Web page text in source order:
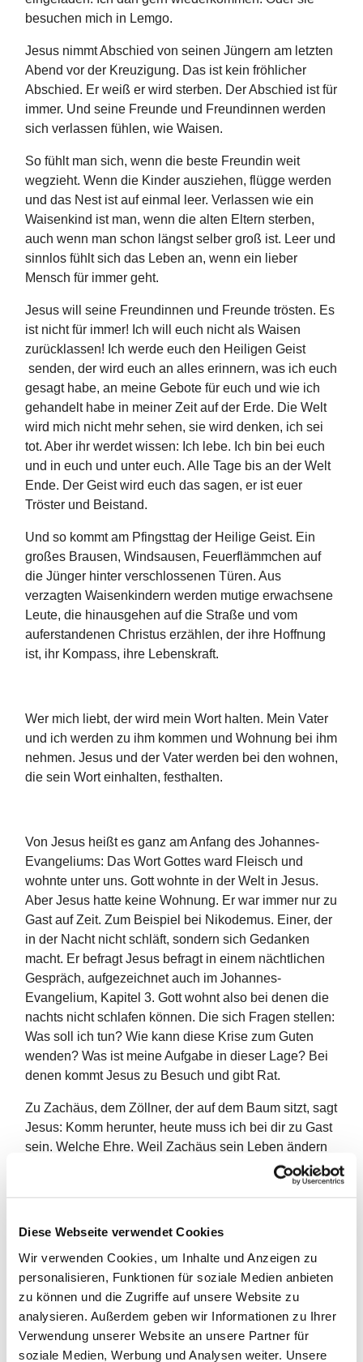
Diese Webseite verwendet Cookies
Wir verwenden Cookies, um Inhalte und Anzeigen zu
personalisieren, Funktionen für soziale Medien anbieten
zu können und die Zugriffe auf unsere Website zu
analysieren. Außerdem geben wir Informationen zu Ihrer
Verwendung unserer Website an unsere Partner für
soziale Medien, Werbung und Analysen weiter. Unsere
besuchen mich in Lemgo.
Jesus nimmt Abschied von seinen Jüngern am letzten
Abend vor der Kreuzigung. Das ist kein fröhlicher
Abschied. Er weiß er wird sterben. Der Abschied ist für
immer. Und seine Freunde und Freundinnen werden
sich verlassen fühlen, wie Waisen.
So fühlt man sich, wenn die beste Freundin weit
wegzieht. Wenn die Kinder ausziehen, flügge werden
und das Nest ist auf einmal leer. Verlassen wie ein
Waisenkind ist man, wenn die alten Eltern sterben,
auch wenn man schon längst selber groß ist. Leer und
sinnlos fühlt sich das Leben an, wenn ein lieber
Mensch für immer geht.
Jesus will seine Freundinnen und Freunde trösten. Es
ist nicht für immer! Ich will euch nicht als Waisen
zurücklassen! Ich werde euch den Heiligen Geist
senden, der wird euch an alles erinnern, was ich euch
gesagt habe, an meine Gebote für euch und wie ich
gehandelt habe in meiner Zeit auf der Erde. Die Welt
wird mich nicht mehr sehen, sie wird denken, ich sei
tot. Aber ihr werdet wissen: Ich lebe. Ich bin bei euch
und in euch und unter euch. Alle Tage bis an der Welt
Ende. Der Geist wird euch das sagen, er ist euer
Tröster und Beistand.
Und so kommt am Pfingsttag der Heilige Geist. Ein
großes Brausen, Windsausen, Feuerflämmchen auf
die Jünger hinter verschlossenen Türen. Aus
verzagten Waisenkindern werden mutige erwachsene
Leute, die hinausgehen auf die Straße und vom
auferstandenen Christus erzählen, der ihre Hoffnung
ist, ihr Kompass, ihre Lebenskraft.
Wer mich liebt, der wird mein Wort halten. Mein Vater
und ich werden zu ihm kommen und Wohnung bei ihm
nehmen. Jesus und der Vater werden bei den wohnen,
die sein Wort einhalten, festhalten.
Von Jesus heißt es ganz am Anfang des Johannes-
Evangeliums: Das Wort Gottes ward Fleisch und
wohnte unter uns. Gott wohnte in der Welt in Jesus.
Aber Jesus hatte keine Wohnung. Er war immer nur zu
Gast auf Zeit. Zum Beispiel bei Nikodemus. Einer, der
in der Nacht nicht schläft, sondern sich Gedanken
macht. Er befragt Jesus befragt in einem nächtlichen
Gespräch, aufgezeichnet auch im Johannes-
Evangelium, Kapitel 3. Gott wohnt also bei denen die
nachts nicht schlafen können. Die sich Fragen stellen:
Was soll ich tun? Wie kann diese Krise zum Guten
wenden? Was ist meine Aufgabe in dieser Lage? Bei
denen kommt Jesus zu Besuch und gibt Rat.
Zu Zachäus, dem Zöllner, der auf dem Baum sitzt, sagt
Jesus: Komm herunter, heute muss ich bei dir zu Gast
sein. Welche Ehre. Weil Zachäus sein Leben ändern
will, Unrecht wieder gut machen, zurückkehren in die
perfekt halten.
Jesus wohnt bei denen, die ihre Fehler einsehen,
keine falschen Entschuldigungen suchen, sich weiter
entwickeln wollen. Wer mich liebt, der wird mein Wort